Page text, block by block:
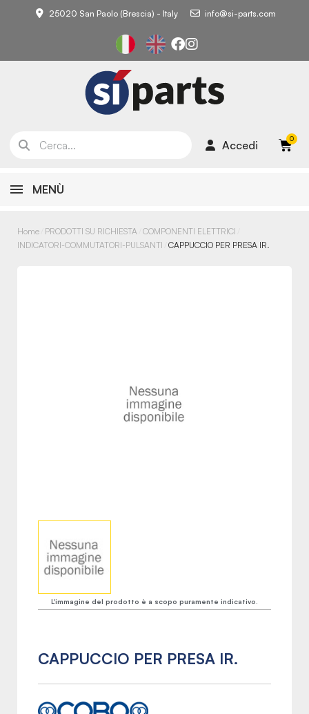
25020 San Paolo (Brescia) - Italy info@si-parts.com
Accedi
MENÙ
Home PRODOTTI SU RICHIESTA COMPONENTI ELETTRICI
INDICATORI-COMMUTATORI-PULSANTI CAPPUCCIO PER PRESA IR.
L'immagine del prodotto è a scopo puramente indicativo.
CAPPUCCIO PER PRESA IR.